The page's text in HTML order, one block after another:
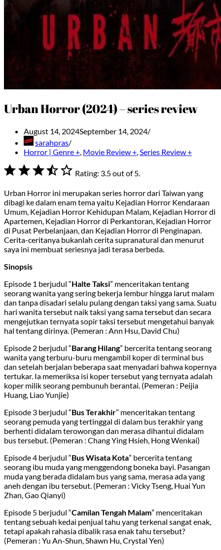
Urban Horror (2024) – series review
August 14, 2024September 14, 2024
sarahpras
Horror | Genre +, Movie Review +,Series Review +
⭐
⭐
Rating: 3.5 out of 5.
Urban Horror ini merupakan series horror dari Taiwan yang
dibagi ke dalam enam tema yaitu Kejadian Horror Kendaraan
Umum, Kejadian Horror Kehidupan Malam, Kejadian Horror di
Apartemen, Kejadian Horror di Perkantoran, Kejadian Horror
di Pusat Perbelanjaan, dan Kejadian Horror di Penginapan.
Cerita-ceritanya bukanlah cerita supranatural dan menurut
saya ini membuat seriesnya jadi terasa berbeda.
Sinopsis
Episode 1 berjudul “Halte Taksi” menceritakan tentang
seorang wanita yang sering bekerja lembur hingga larut malam
dan tanpa disadari selalu pulang dengan taksi yang sama. Suatu
hari wanita tersebut naik taksi yang sama tersebut dan secara
mengejutkan ternyata sopir taksi tersebut mengetahui banyak
hal tentang dirinya. (Pemeran : Ann Hsu, David Chu)
Episode 2 berjudul “Barang Hilang” bercerita tentang seorang
wanita yang terburu-buru mengambil koper di terminal bus
dan setelah berjalan beberapa saat menyadari bahwa kopernya
tertukar. Ia memeriksa isi koper tersebut yang ternyata adalah
koper milik seorang pembunuh berantai. (Pemeran : Peijia
Huang, Liao Yunjie)
Episode 3 berjudul “Bus Terakhir” menceritakan tentang
seorang pemuda yang tertinggal di dalam bus terakhir yang
berhenti didalam terowongan dan merasa dihantui didalam
bus tersebut. (Pemeran : Chang Ying Hsieh, Hong Wenkai)
Episode 4 berjudul “Bus Wisata Kota” bercerita tentang
seorang ibu muda yang menggendong boneka bayi. Pasangan
muda yang berada didalam bus yang sama, merasa ada yang
aneh dengan ibu tersebut. (Pemeran : Vicky Tseng, Huai Yun
Zhan, Gao Qianyi)
Episode 5 berjudul “Camilan Tengah Malam” menceritakan
tentang sebuah kedai penjual tahu yang terkenal sangat enak,
tetapi apakah rahasia dibalik rasa enak tahu tersebut?
(Pemeran : Yu An-Shun, Shawn Hu, Crystal Yen)